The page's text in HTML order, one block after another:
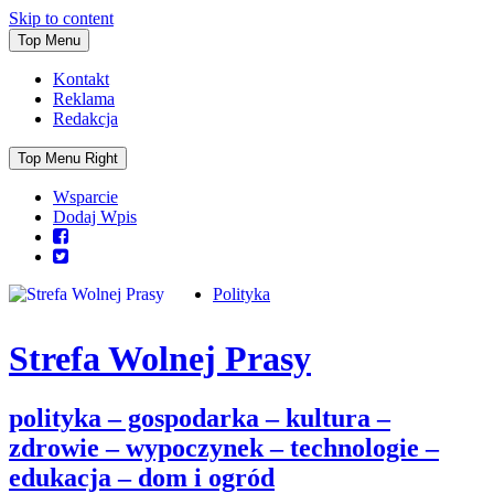
Skip to content
Top Menu
Kontakt
Reklama
Redakcja
Top Menu Right
Wsparcie
Dodaj Wpis
Strefa Wolnej Prasy
polityka – gospodarka – kultura –
zdrowie – wypoczynek – technologie –
edukacja – dom i ogród
Polityka